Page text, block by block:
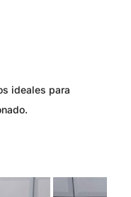
ideales para